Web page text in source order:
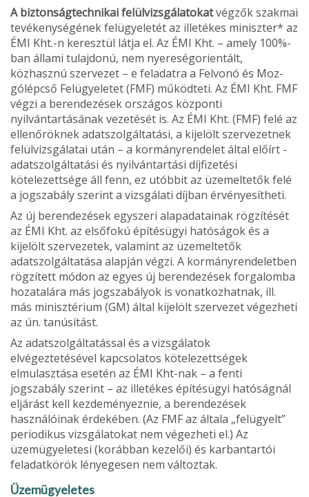
A biztonságtechnikai felülvizsgálatokatvégzők szakmai
tevékeny­ségének felügyeletét az illetékes miniszter* az
ÉMI Kht.-n keresztül látja el. Az ÉMI Kht. – amely 100%-
ban állami tulajdonú, nem nyereségorientált,
közhasznú szervezet – e feladatra a Felvonó és Moz­
gólépcső Felügyeletet (FMF) működteti. Az ÉMI Kht. FMF
végzi a berendezések országos központi
nyilvántartásának vezetését is. Az ÉMI Kht. (FMF) felé az
ellenőröknek adatszolgáltatási, a kijelölt szervezetnek
felülvizsgálatai után – a kormányrendelet által előírt -
adatszolgáltatási és nyilvántartási díjfizetési
kötelezettsége áll fenn, ez utóbbit az üzemeltetők felé
a jogszabály szerint a vizsgálati díjban érvényesítheti.
Az új berendezések egyszeri alapadatainak rögzítését
az ÉMI Kht. az elsőfokú építésügyi hatóságok és a
kijelölt szervezetek, valamint az üzemeltetők
adatszolgáltatása alapján végzi. A kormányrendeletben
rögzített módon az egyes új berendezések forgalomba
hozatalá­ra más jogszabályok is vonatkozhatnak, ill.
más minisztérium (GM) által kijelölt szervezet végezheti
az ún. tanúsítást.
Az adatszolgálta­tással és a vizsgálatok
elvégeztetésével kapcsolatos kötelezettségek
elmulasztása esetén az ÉMI Kht-nak – a fenti
jogszabály szerint – az illetékes építésügyi hatóságnál
eljárást kell kezdeményeznie, a be­rendezések
használóinak érdekében. (Az FMF az általa „felügyelt”
periodikus vizsgálatokat nem végezheti el.) Az
üzemügyeletesi (korábban kezelői) és karbantartói
feladatkö­rök lényegesen nem változtak.
Üzemügyeletes